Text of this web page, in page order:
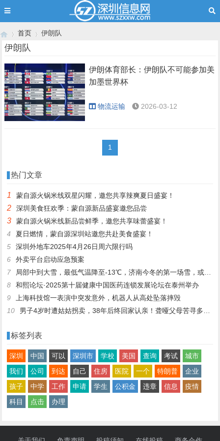
›
首页
›
伊朗队
伊朗队
伊朗体育部长：伊朗队不可能参加美
加墨世界杯
物流运输 2026-03-12
1
热门文章
1 蒙自源火锅米线双星闪耀，邀您共享辣爽夏日盛宴！
2 深圳美食狂欢季：蒙自源新品盛宴邀您品尝
3
蒙自源火锅米线新品尝鲜季，邀您共享味蕾盛宴！
4
夏日燃情，蒙自源深圳站邀您共赴美食盛宴！
5
深圳外地车2025年4月26日周六限行吗
6
外卖平台启动应急预案
7
局部中到大雪，最低气温降至-13℃，济南今冬的第一场雪，或跟去年同一时间！
8
和熙论坛·2025第十届健康中国医药连锁发展论坛在泰州举办
9
上海科技馆一表演中突发意外，机器人从高处坠落摔毁
10
男子4岁时遭姑姑拐卖，38年后终回家认亲！聋哑父母苦寻多年，母亲已抱憾离世丨红星寻人
标签列表
深圳 中国 可以 深圳市 学校 美国 查询 考试
城市
我们
公司 到达 自己 住房 医院 一个 特朗普
企业
孩子
中学 工作 申请 学生 公积金 违章 信息
疫情
科目
点击 办理